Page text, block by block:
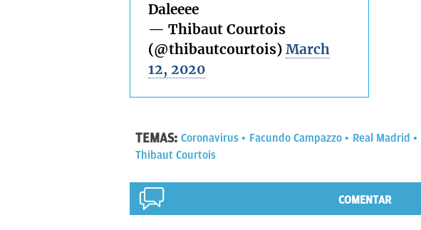
Daleeee
— Thibaut Courtois
(@thibautcourtois) March
12, 2020
TEMAS: Coronavirus Facundo Campazzo Real Madrid
Thibaut Courtois
COMENTAR